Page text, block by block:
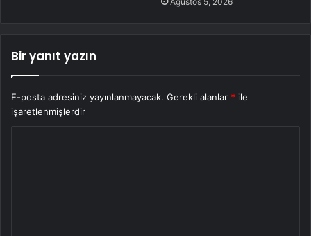
Bir yanıt yazın
E-posta adresiniz yayınlanmayacak. Gerekli alanlar * ile
işaretlenmişlerdir